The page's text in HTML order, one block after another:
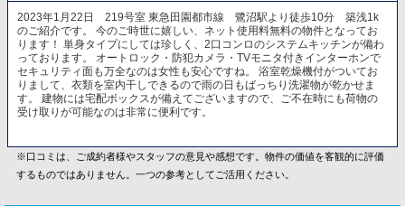
2023年1月22日 219号室 東急田園都市線 鷺沼駅より徒歩10分 築浅1k
のご紹介です。 今のご時世に嬉しい、ネット使用料無料の物件となってお
ります！ 単身タイプにしては珍しく、2口コンロのシステムキッチンが備わ
っております。 オートロック・防犯カメラ・TVモニタ付きインターホンで
セキュリティ面も万全なのは女性も安心ですね。 浴室乾燥機付がついてお
りまして、衣類を室内干しできるので雨の日もばっちり洗濯物が乾かせま
す。 建物には宅配ボックスが備えてございますので、ご不在時にも荷物の
受け取りが可能なのは非常に便利です。
※口コミは、ご成約者様やスタッフの意見や感想です。物件の価値を客観的に評価
するものではありません。一つの参考としてご活用ください。